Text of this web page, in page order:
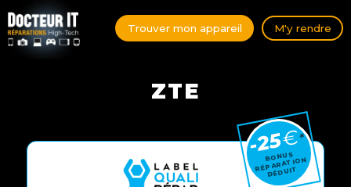
Trouver mon appareil M'y rendre
ZTE
-25€*
BONUS
RÉPARATION
DÉDUIT